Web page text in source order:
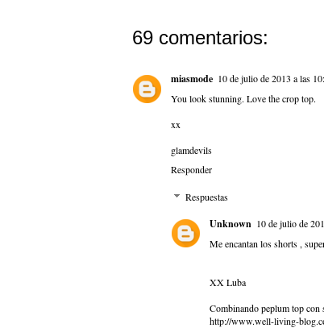
69 comentarios:
miasmode 10 de julio de 2013 a las
You look stunning. Love the crop top.
xx
glamdevils
Responder
Respuestas
Unknown 10 de julio de
Me encantan los shorts ,
XX Luba
Combinando peplum top con
http://www.well-living-